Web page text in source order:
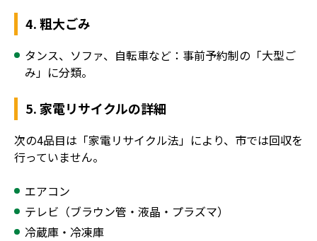
4. 粗大ごみ
タンス、ソファ、自転車など：事前予約制の「大型ご
み」に分類。
5. 家電リサイクルの詳細
次の4品目は「家電リサイクル法」により、市では回収を
行っていません。
エアコン
テレビ（ブラウン管・液晶・プラズマ）
冷蔵庫・冷凍庫